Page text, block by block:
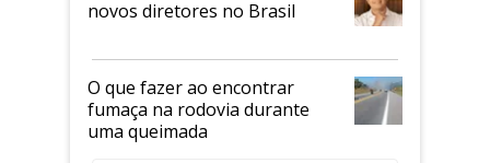
novos diretores no Brasil
O que fazer ao encontrar
fumaça na rodovia durante
uma queimada